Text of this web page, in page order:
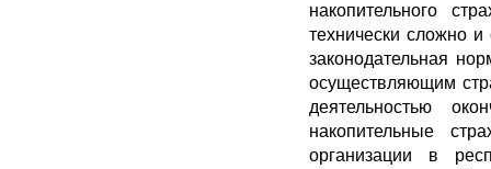
накопительного
технически сложно
законодательная
осуществляющим
деятельностью
накопительные
организации в